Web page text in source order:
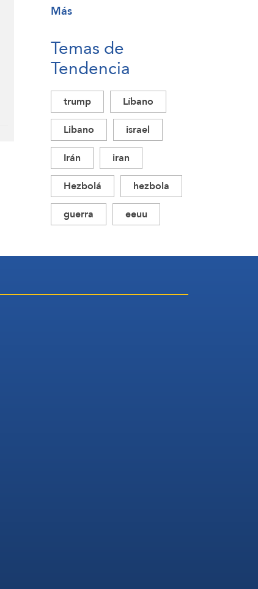
Más
Temas de
Tendencia
trump
Líbano
Libano
israel
Irán
iran
Hezbolá
hezbola
guerra
eeuu